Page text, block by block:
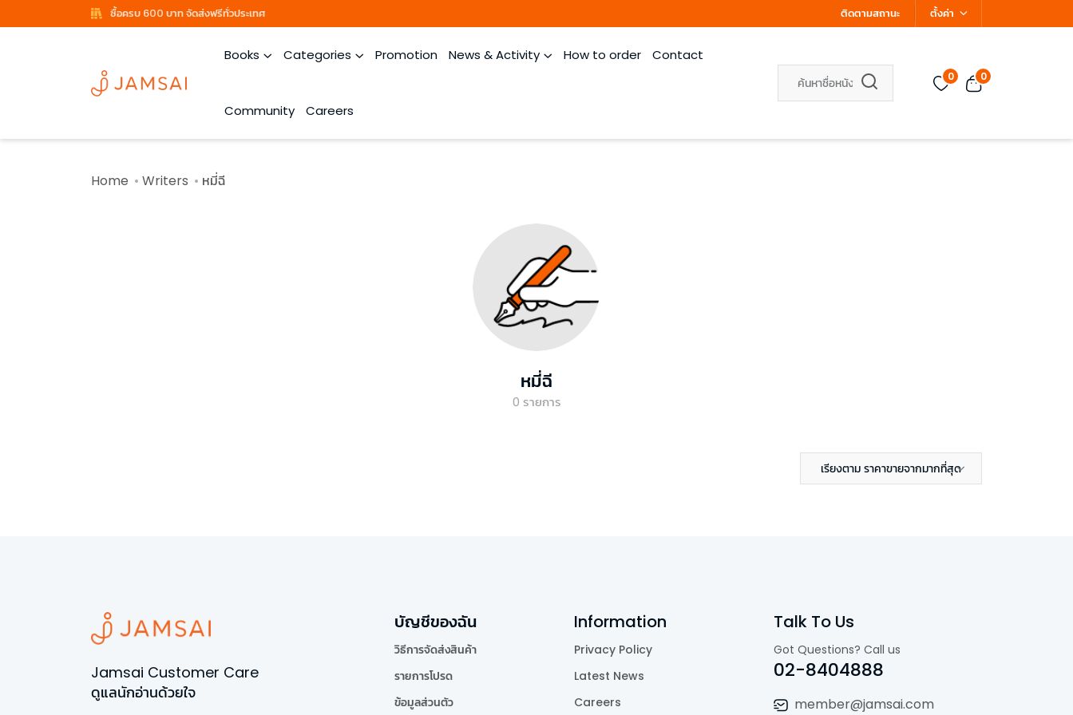
ซื้อครบ 600 บาท จัดส่งฟรีทั่วประเทศ ติดตามสถานะ ตั้งค่า
Books Categories Promotion News & Activity How to order Contact
Community Careers
0 0
Home Writers หมี่ฉี
หมี่ฉี
0 รายการ
เรียงตาม ราคาขายจากมากที่สุด
Jamsai Customer Care
ดูแลนักอ่านด้วยใจ
บัญชีของฉัน
วิธีการจัดส่งสินค้า
รายการโปรด
ข้อมูลส่วนตัว
Information
Privacy Policy
Latest News
Careers
Talk To Us
Got Questions? Call us
02-8404888
member@jamsai.com